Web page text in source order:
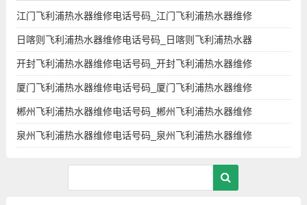
江门飞利浦热水器维修电话号码_江门飞利浦热水器维修
日喀则飞利浦热水器维修电话号码_日喀则飞利浦热水器
开封飞利浦热水器维修电话号码_开封飞利浦热水器维修
厦门飞利浦热水器维修电话号码_厦门飞利浦热水器维修
郴州飞利浦热水器维修电话号码_郴州飞利浦热水器维修
泉州飞利浦热水器维修电话号码_泉州飞利浦热水器维修